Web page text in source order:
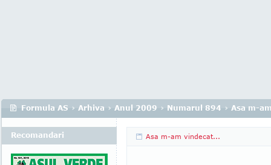
Formula AS › Arhiva › Anul 2009 › Numarul 894 › Asa m-
Asa m-am vindecat...
Recomandari